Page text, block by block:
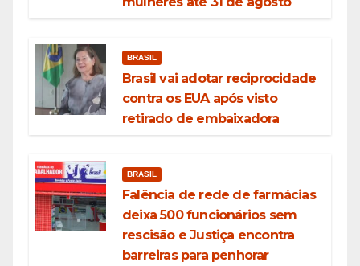
BRASIL
Brasil vai adotar reciprocidade
contra os EUA após visto
retirado de embaixadora
BRASIL
Falência de rede de farmácias
deixa 500 funcionários sem
rescisão e Justiça encontra
barreiras para penhorar